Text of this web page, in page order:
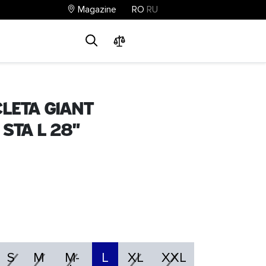
Magazine RO RU
Giant
L 28"
S M M- L XL XXL